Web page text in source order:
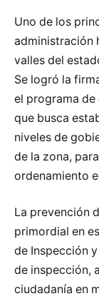
Uno de los
administración
valles del
Se logró la
el programa
que busca
niveles de
de la zona,
ordenamiento
La prevención
primordial en
de Inspección
de inspección,
ciudadanía en